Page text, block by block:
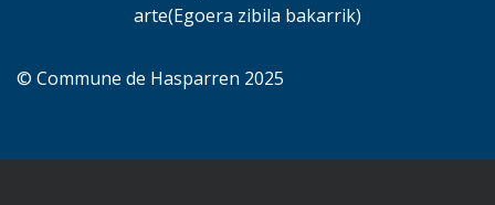
arte(Egoera zibila bakarrik)
© Commune de Hasparren 2025